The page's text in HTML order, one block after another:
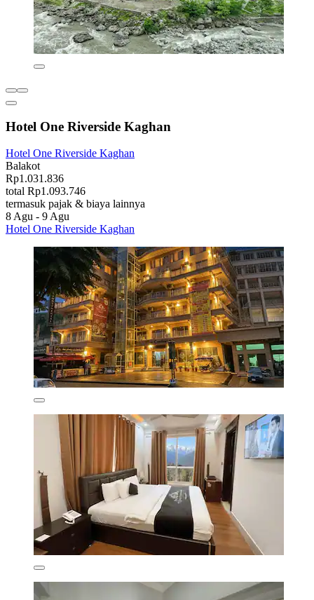
Hotel One Riverside Kaghan
Hotel One Riverside Kaghan
Balakot
Rp1.031.836
total Rp1.093.746
termasuk pajak & biaya lainnya
8 Agu - 9 Agu
Hotel One Riverside Kaghan